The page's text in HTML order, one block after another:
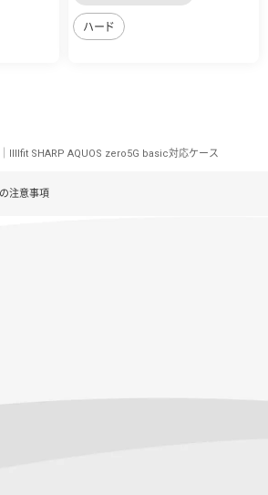
ハード
｜IIIIfit SHARP AQUOS zero5G basic対応ケース
注意事項